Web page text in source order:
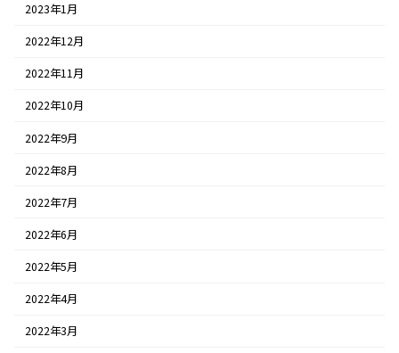
2023年1月
2022年12月
2022年11月
2022年10月
2022年9月
2022年8月
2022年7月
2022年6月
2022年5月
2022年4月
2022年3月